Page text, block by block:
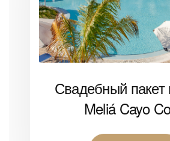
Свадебный пакет
Meliá Cayo